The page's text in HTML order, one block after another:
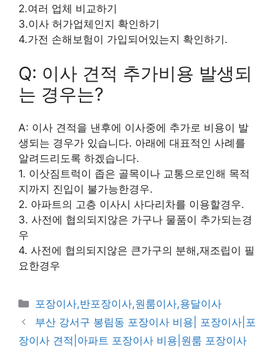
2.여러 업체 비교하기
3.이사 허가업체인지 확인하기
4.가전 손해보험이 가입되어있는지 확인하기.
Q: 이사 견적 추가비용 발생되
는 경우는?
A: 이사 견적을 낸후에 이사중에 추가로 비용이 발
생되는 경우가 있습니다. 아래에 대표적인 사례를
알려드리도록 하겠습니다.
1. 이삿짐트럭이 좁은 골목이나 교통으로인해 목적
지까지 진입이 불가능한경우.
2. 아파트의 고층 이사시 사다리차를 이용할경우.
3. 사전에 협의되지않은 가구나 물품이 추가되는경
우
4. 사전에 협의되지않은 큰가구의 분해,재조립이 필
요한경우
카
테
리
포장이사,반포장이사,원룸이사,용달이사
부산 강서구 봉림동 포장이사 비용| 포장이사|포
장이사 견적|아파트 포장이사 비용|원룸 포장이사